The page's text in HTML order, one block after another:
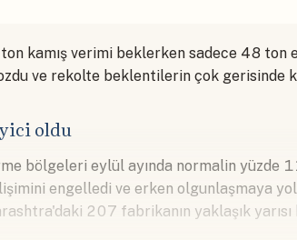
kamış verimi beklerken sadece 48 ton
ve rekolte beklentilerin çok gerisinde
oldu
bölgeleri eylül ayında normalin yüzde
engelledi ve erken olgunlaşmaya
207 fabrikanın yaklaşık